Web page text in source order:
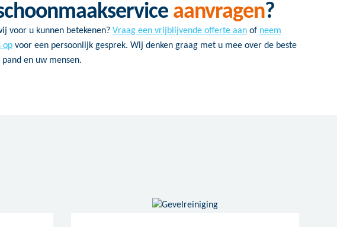
aanvragen?
voor u kunnen betekenen? Vraag een vrijblijvende offerte aan of neem
op voor een persoonlijk gesprek. Wij denken graag met u mee over de beste
en uw mensen.